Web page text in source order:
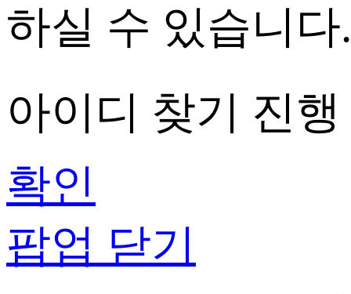
하실 수 있습니다.
아이디 찾기 진
확인
팝업 닫기